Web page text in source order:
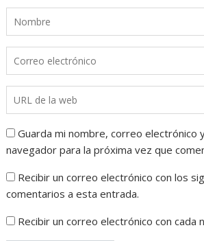
Guarda mi nombre, correo electrónico
navegador para la próxima vez que
Recibir un correo electrónico con los
comentarios a esta entrada.
Recibir un correo electrónico con cada